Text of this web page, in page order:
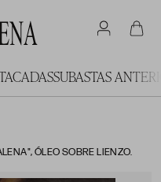
SUBASTAS
ÓLEO SOBRE LIENZO.